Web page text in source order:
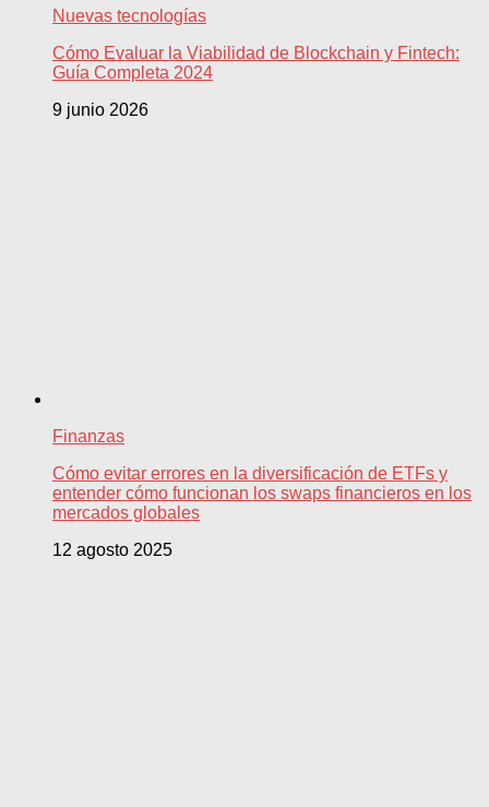
Nuevas tecnologías
Cómo Evaluar la Viabilidad de Blockchain y Fintech:
Guía Completa 2024
9 junio 2026
Finanzas
Cómo evitar errores en la diversificación de ETFs y
entender cómo funcionan los swaps financieros en los
mercados globales
12 agosto 2025